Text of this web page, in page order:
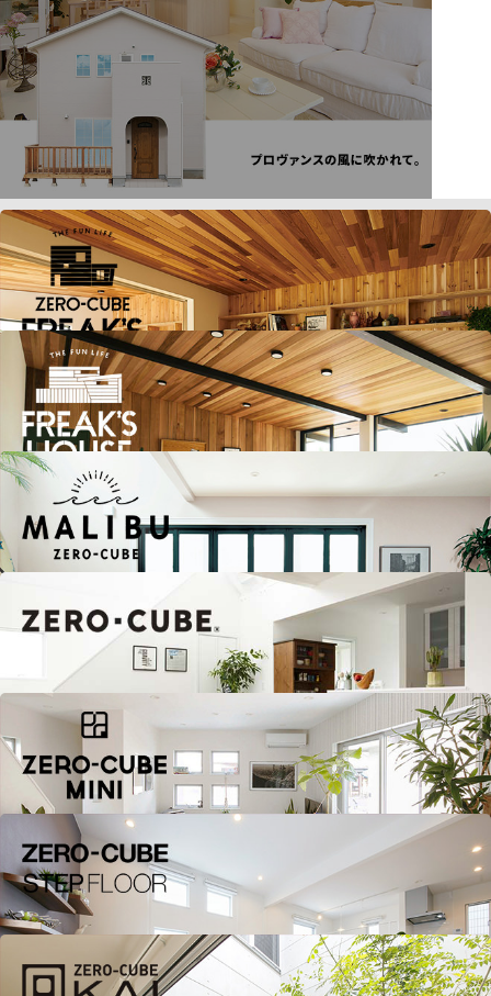
ZERO-CUBE FREAK'S
FREAK'S HOUSE
ZERO-CUBE+FUN
ZERO-CUBE MINI
ZERO-CUBE STEPFLOOR